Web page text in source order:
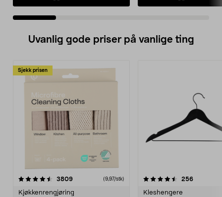
Uvanlig gode priser på vanlige ting
Sjekk prisen
3809anmeldelser(9,97/stk)
Kjøkkenrengjøring
4.5av 5 stjerner 256
Kleshengere
4.5av 5 stjerner